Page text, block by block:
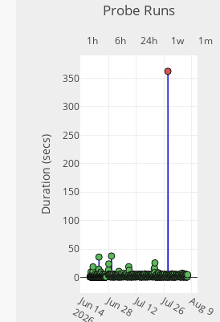
Jun 14
2026 Jun 28Jul 12Jul 26Aug 9
0
50
100
150
200
250
300
350
1h 6h 24h 1w 1m
Probe Runs
Duration (secs)